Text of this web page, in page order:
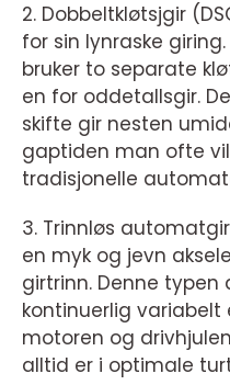
2. Dobbeltkløtsjgir
for sin lynraske
bruker to separate
en for oddetallsgir.
skifte gir nesten
gaptiden man ofte
tradisjonelle
3. Trinnløs
en myk og jevn
girtrinn. Denne
kontinuerlig
motoren og
alltid er i optimale